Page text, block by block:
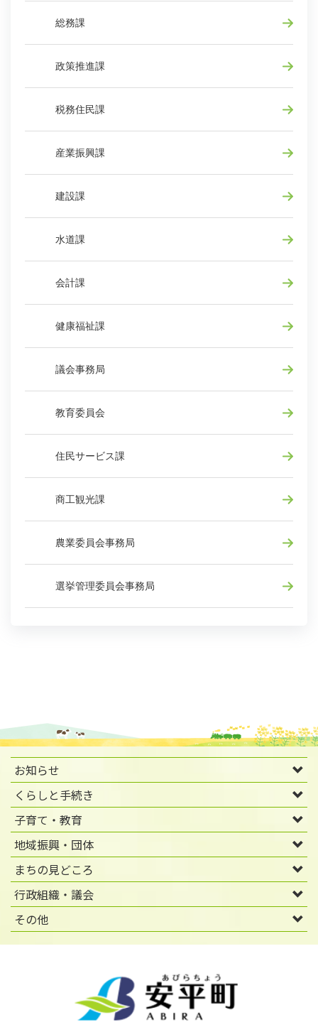
総務課
政策推進課
税務住民課
産業振興課
建設課
水道課
会計課
健康福祉課
議会事務局
教育委員会
住民サービス課
商工観光課
農業委員会事務局
選挙管理委員会事務局
お知らせ
くらしと手続き
子育て・教育
地域振興・団体
まちの見どころ
行政組織・議会
その他